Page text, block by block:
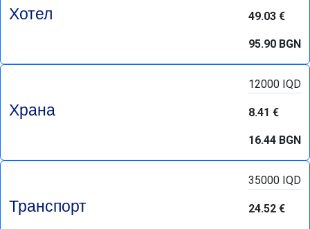
Хотел 49.03 €
95.90 BGN
Храна
12000 IQD
8.41 €
16.44 BGN
Транспорт
35000 IQD
24.52 €